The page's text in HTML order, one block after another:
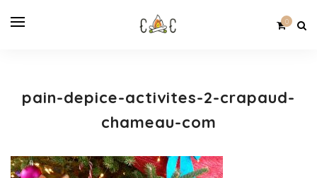
0
pain-depice-activites-2-crapaud-
chameau-com